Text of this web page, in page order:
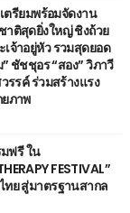
ตรียมพร้อมจัดงาน
าติสุดยิ่งใหญ่ ชิงถ้วย
จ้าอยู่หัว รวมสุดยอด
ชัชชุอร “สอง” วิภาวี
รรค์ ร่วมสร้างแรง
ภาพ
ฟรี ใน
FESTIVAL”
ย สู่มาตรฐานสากล